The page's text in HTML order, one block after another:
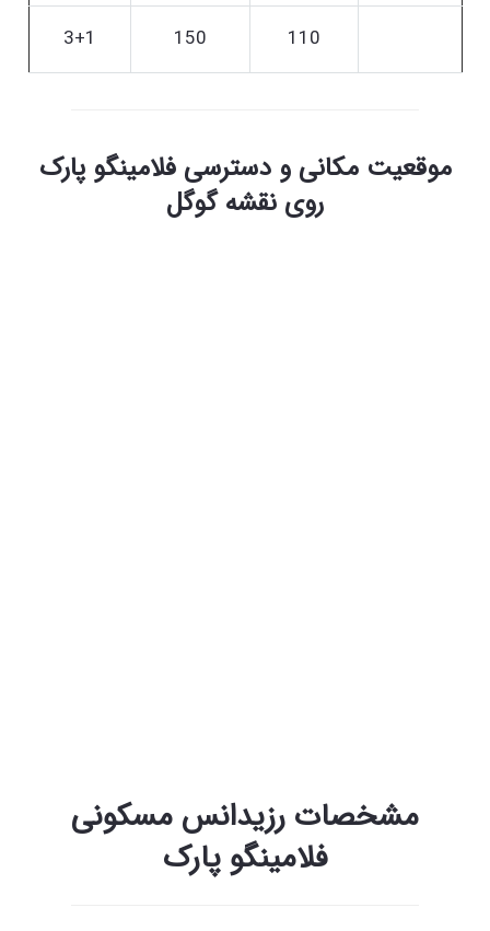
110
150
3+1
موقعیت مکانی و دسترسی فلامینگو پارک
روی نقشه گوگل
مشخصات رزیدانس مسکونی
فلامینگو پارک